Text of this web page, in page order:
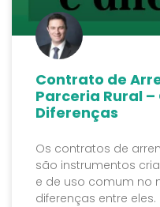
Contrato de
Parceria Rural
Diferenças
Os contratos de
são instrumentos
e de uso comum no
diferenças entre eles.